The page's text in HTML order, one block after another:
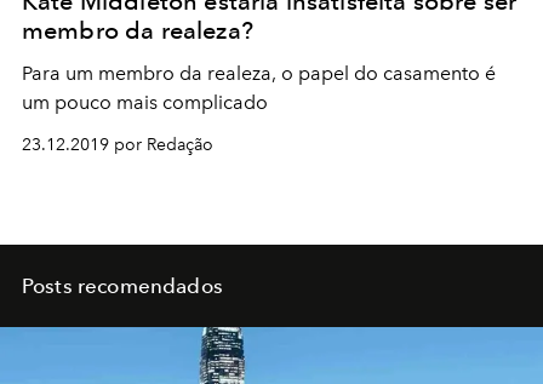
membro da realeza?
Para um membro da realeza, o papel do casamento é
um pouco mais complicado
23.12.2019 por Redação
Posts recomendados